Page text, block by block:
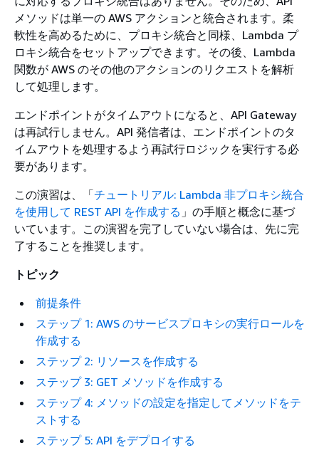
メソッドは単一の AWS アクションと統合されます。柔
軟性を高めるために、プロキシ統合と同様、Lambda プ
ロキシ統合をセットアップできます。その後、Lambda
関数が AWS のその他のアクションのリクエストを解析
して処理します。
エンドポイントがタイムアウトになると、API Gateway
は再試行しません。API 発信者は、エンドポイントのタ
イムアウトを処理するよう再試行ロジックを実行する必
要があります。
この演習は、「チュートリアル: Lambda 非プロキシ統合
を使用して REST API を作成する 」の手順と概念に基づ
いています。この演習を完了していない場合は、先に完
了することを推奨します。
トピック
前提条件
ステップ 1: AWS のサービスプロキシの実行ロールを
作成する
ステップ 2: リソースを作成する
ステップ 3: GET メソッドを作成する
ステップ 4: メソッドの設定を指定してメソッドをテ
ストする
ステップ 5: API をデプロイする